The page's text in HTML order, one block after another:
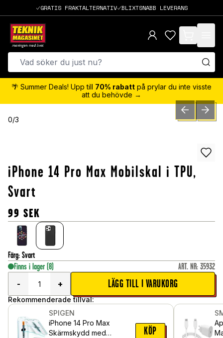
GRATIS FRAKTALTERNATIV BLIXTSNABB LEVERANS
items in cart,
🌴 Summer Deals! Upp till 70% rabatt på prylar du inte visste
att du behövde →
0/3 PREVIOUSNEXT
iPhone 14 Pro Max Mobilskal i TPU,
Svart
99 SEK
Färg: Svart
Finns i lager (8) ART. NR: 35932
-
+ LÄGG TILL I VARUKORG
Rekommenderade tillval:
SPIGEN
iPhone 14 Pro Max
Skärmskydd med
KÖP